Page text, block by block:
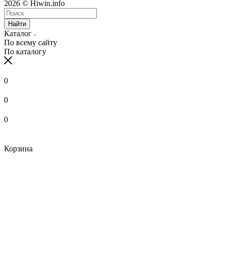
2026 © Hiwin.info
Найти
Каталог
По всему сайту
По каталогу
0
0
0
Корзина